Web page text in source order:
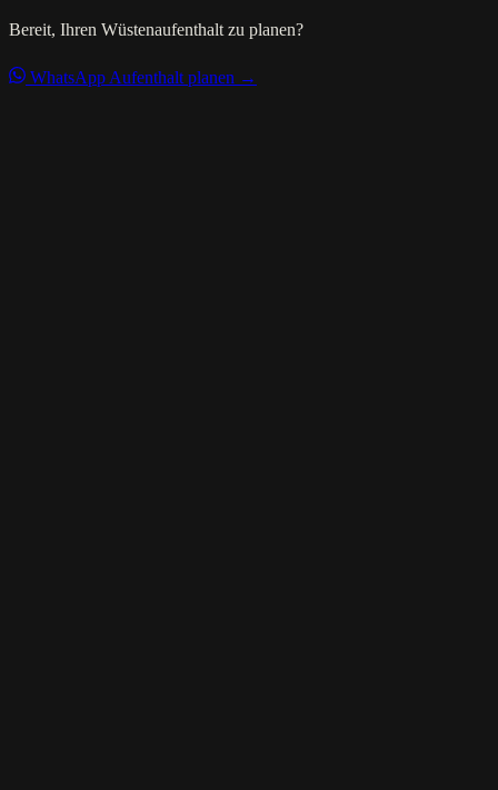
Bereit, Ihren Wüstenaufenthalt zu planen?
WhatsApp Aufenthalt planen →